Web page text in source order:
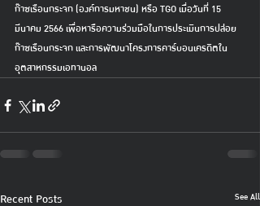
ก๊าซเรือนกระจก (องค์การมหาชน) หรือ TGO เมื่อวันที่ 15
มีนาคม 2566 เพื่อหารือความร่วมมือในการประเมินการปล่อย
ก๊าซเรือนกระจก และการพัฒนาโครงการคาร์บอนเครดิตใน
อุตสาหกรรมเอทานอล
Recent Posts See All